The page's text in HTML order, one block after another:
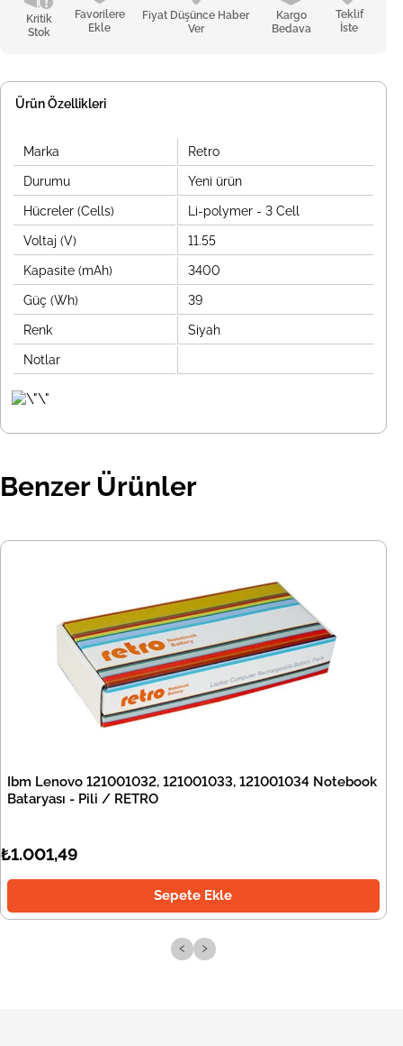
Kritik
Stok
Favorilere
Ekle
Fiyat Düşünce Haber
Ver
Kargo
Bedava
Teklif
İste
Ürün Özellikleri
Marka Retro
Durumu Yeni ürün
Hücreler (Cells) Li-polymer - 3 Cell
Voltaj (V) 11.55
Kapasite (mAh) 3400
Güç (Wh) 39
Renk Siyah
Notlar
Benzer Ürünler
Ibm Lenovo 121001032, 121001033, 121001034 Notebook
Bataryası - Pili / RETRO
₺1.001,49
Sepete Ekle
‹ ›